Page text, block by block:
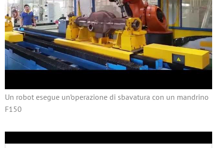
Un robot esegue un’operazione di sbavatura con un mandrino
F150